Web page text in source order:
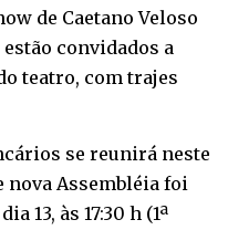
de Caetano Veloso
convidados a
teatro, com trajes
se reunirá neste
nova Assembléia foi
13, às 17:30 h (1ª